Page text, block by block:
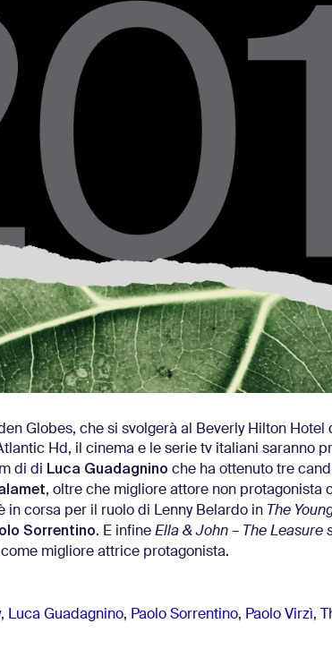
Globes, che si svolgerà al Beverly Hilton Hotel
Hd, il cinema e le serie tv italiani saranno
di di Luca Guadagnino che ha ottenuto tre
, oltre che migliore attore non protagonista
in corsa per il ruolo di Lenny Belardo in The
Sorrentino. E infine Ella & John – The Leasure
come migliore attrice protagonista.
, Luca Guadagnino, Paolo Sorrentino, Paolo Virzì,